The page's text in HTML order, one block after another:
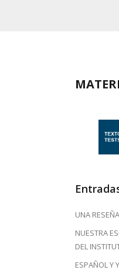
UNA
NUESTRA
DEL
ESPAÑOL Y